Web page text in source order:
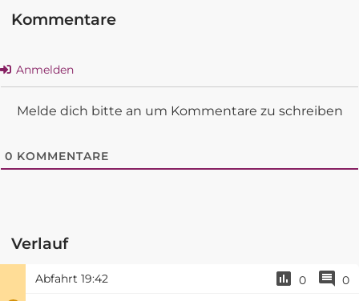
Kommentare
Anmelden
Melde dich bitte an um Kommentare zu schreiben
0 KOMMENTARE
Verlauf
Abfahrt 19:42 0 0